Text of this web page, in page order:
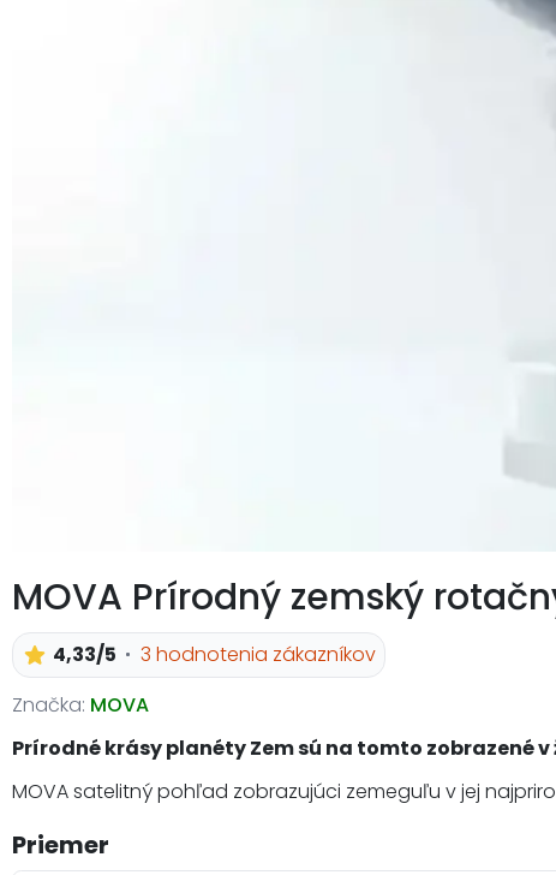
MOVA Prírodný zemský
4,33/5
3 hodnotenia zákazníkov
Značka: MOVA
Prírodné krásy planéty Zem sú na tomto zobrazené
MOVA satelitný pohľad zobrazujúci zemeguľu v jej
Priemer